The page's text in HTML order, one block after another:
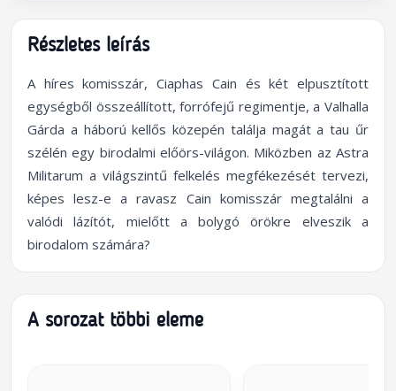
Részletes leírás
A híres komisszár, Ciaphas Cain és két elpusztított
egységből összeállított, forrófejű regimentje, a Valhalla
Gárda a háború kellős közepén találja magát a tau űr
szélén egy birodalmi előörs-világon. Miközben az Astra
Militarum a világszintű felkelés megfékezését tervezi,
képes lesz-e a ravasz Cain komisszár megtalálni a
valódi lázítót, mielőtt a bolygó örökre elveszik a
birodalom számára?
A sorozat többi eleme